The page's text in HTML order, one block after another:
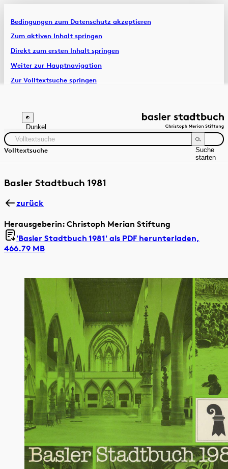
Bedingungen zum Datenschutz akzeptieren
Zum aktiven Inhalt springen
Direkt zum ersten Inhalt springen
Weiter zur Hauptnavigation
Zur Volltextsuche springen
Artikel & Dossiers
Chronik
Dunkel
Volltextsuche
Suche
starten
Zeitraum Autor:in
Basler Stadtbuch 1981
zurück
Herausgeberin: Christoph Merian Stiftung
'Basler Stadtbuch 1981' als PDF herunterladen,
466.79 MB